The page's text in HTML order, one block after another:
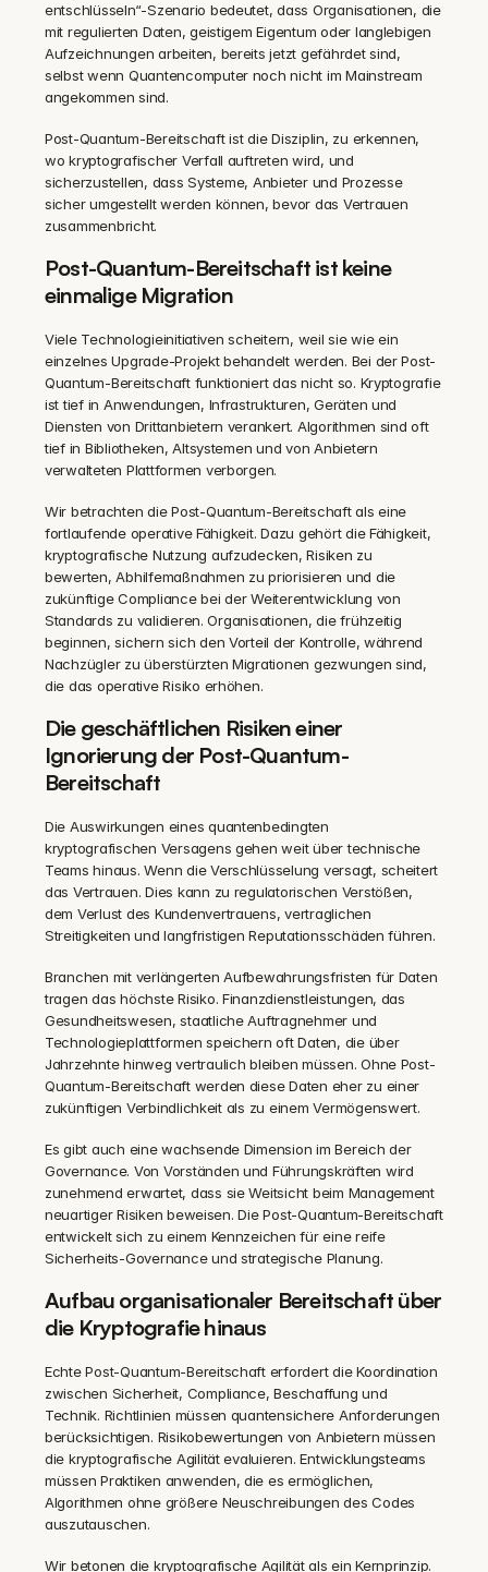
entschlüsseln“-Szenario bedeutet, dass Organisationen, die
mit regulierten Daten, geistigem Eigentum oder langlebigen
Aufzeichnungen arbeiten, bereits jetzt gefährdet sind,
selbst wenn Quantencomputer noch nicht im Mainstream
angekommen sind.
Post-Quantum-Bereitschaft ist die Disziplin, zu erkennen,
wo kryptografischer Verfall auftreten wird, und
sicherzustellen, dass Systeme, Anbieter und Prozesse
sicher umgestellt werden können, bevor das Vertrauen
zusammenbricht.
Post-Quantum-Bereitschaft ist keine
einmalige Migration
Viele Technologieinitiativen scheitern, weil sie wie ein
einzelnes Upgrade-Projekt behandelt werden. Bei der Post-
Quantum-Bereitschaft funktioniert das nicht so. Kryptografie
ist tief in Anwendungen, Infrastrukturen, Geräten und
Diensten von Drittanbietern verankert. Algorithmen sind oft
tief in Bibliotheken, Altsystemen und von Anbietern
verwalteten Plattformen verborgen.
Wir betrachten die Post-Quantum-Bereitschaft als eine
fortlaufende operative Fähigkeit. Dazu gehört die Fähigkeit,
kryptografische Nutzung aufzudecken, Risiken zu
bewerten, Abhilfemaßnahmen zu priorisieren und die
zukünftige Compliance bei der Weiterentwicklung von
Standards zu validieren. Organisationen, die frühzeitig
beginnen, sichern sich den Vorteil der Kontrolle, während
Nachzügler zu überstürzten Migrationen gezwungen sind,
die das operative Risiko erhöhen.
Die geschäftlichen Risiken einer
Ignorierung der Post-Quantum-
Bereitschaft
Die Auswirkungen eines quantenbedingten
kryptografischen Versagens gehen weit über technische
Teams hinaus. Wenn die Verschlüsselung versagt, scheitert
das Vertrauen. Dies kann zu regulatorischen Verstößen,
dem Verlust des Kundenvertrauens, vertraglichen
Streitigkeiten und langfristigen Reputationsschäden führen.
Branchen mit verlängerten Aufbewahrungsfristen für Daten
tragen das höchste Risiko. Finanzdienstleistungen, das
Gesundheitswesen, staatliche Auftragnehmer und
Technologieplattformen speichern oft Daten, die über
Jahrzehnte hinweg vertraulich bleiben müssen. Ohne Post-
Quantum-Bereitschaft werden diese Daten eher zu einer
zukünftigen Verbindlichkeit als zu einem Vermögenswert.
Es gibt auch eine wachsende Dimension im Bereich der
Governance. Von Vorständen und Führungskräften wird
zunehmend erwartet, dass sie Weitsicht beim Management
neuartiger Risiken beweisen. Die Post-Quantum-Bereitschaft
entwickelt sich zu einem Kennzeichen für eine reife
Sicherheits-Governance und strategische Planung.
Aufbau organisationaler Bereitschaft über
die Kryptografie hinaus
Echte Post-Quantum-Bereitschaft erfordert die Koordination
zwischen Sicherheit, Compliance, Beschaffung und
Technik. Richtlinien müssen quantensichere Anforderungen
berücksichtigen. Risikobewertungen von Anbietern müssen
die kryptografische Agilität evaluieren. Entwicklungsteams
müssen Praktiken anwenden, die es ermöglichen,
Algorithmen ohne größere Neuschreibungen des Codes
auszutauschen.
Wir betonen die kryptografische Agilität als ein Kernprinzip.